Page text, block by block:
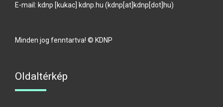
E-mail: kdnp [kukac] kdnp hu (kdnp[at]kdnp[dot]hu)
Minden jog fenntartva! © KDNP
Oldaltérkép